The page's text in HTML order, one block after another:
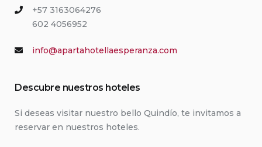
+57 3163064276
602 4056952
info@apartahotellaesperanza.com
Descubre nuestros hoteles
Si deseas visitar nuestro bello Quindío, te invitamos a
reservar en nuestros hoteles.